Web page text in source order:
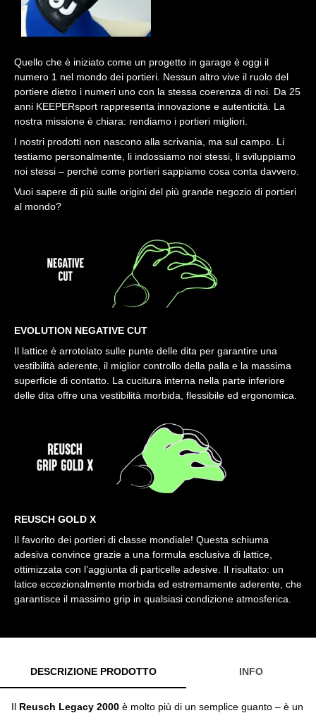
Quello che è iniziato come un progetto in garage è oggi il
numero 1 nel mondo dei portieri. Nessun altro vive il ruolo del
portiere dietro i numeri uno con la stessa coerenza di noi. Da 25
anni KEEPERsport rappresenta innovazione e autenticità. La
nostra missione è chiara: rendiamo i portieri migliori.
I nostri prodotti non nascono alla scrivania, ma sul campo. Li
testiamo personalmente, li indossiamo noi stessi, li sviluppiamo
noi stessi – perché come portieri sappiamo cosa conta davvero.
Vuoi sapere di più sulle origini del più grande negozio di portieri
al mondo?
EVOLUTION NEGATIVE CUT
Il lattice è arrotolato sulle punte delle dita per garantire una
vestibilità aderente, il miglior controllo della palla e la massima
superficie di contatto. La cucitura interna nella parte inferiore
delle dita offre una vestibilità morbida, flessibile ed ergonomica.
REUSCH GOLD X
Il favorito dei portieri di classe mondiale! Questa schiuma
adesiva convince grazie a una formula esclusiva di lattice,
ottimizzata con l’aggiunta di particelle adesive. Il risultato: un
latice eccezionalmente morbida ed estremamente aderente, che
garantisce il massimo grip in qualsiasi condizione atmosferica.
DESCRIZIONE PRODOTTO INFO
Il Reusch Legacy 2000 è molto più di un semplice guanto – è un